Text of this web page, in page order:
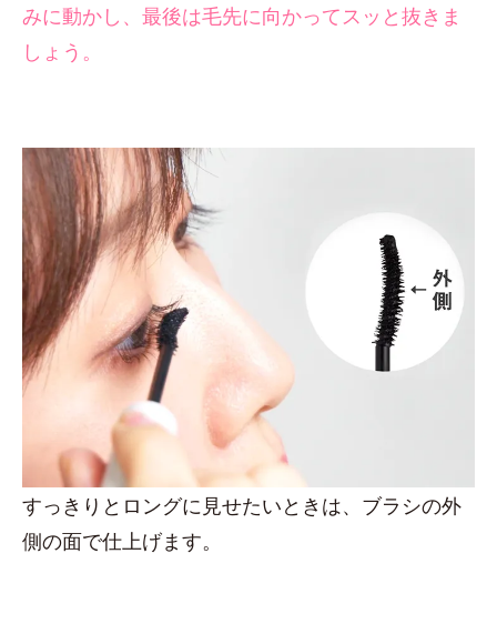
みに動かし、最後は毛先に向かってスッと抜きま
しょう。
すっきりとロングに見せたいときは、ブラシの外
側の面で仕上げます。